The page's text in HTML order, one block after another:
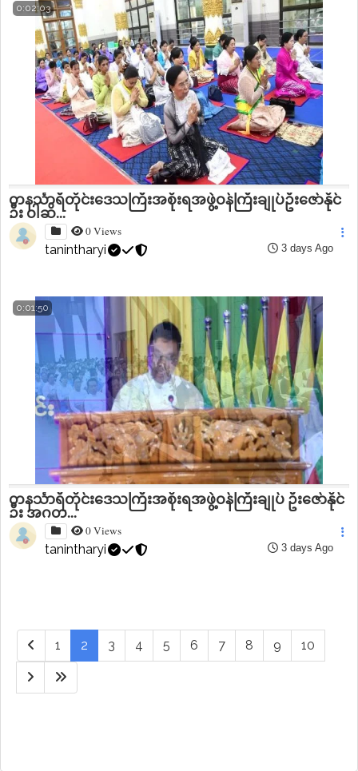
0:02:03
တနင်္သာရီတိုင်းဒေသကြီးအစိုးရအဖွဲ့ဝန်ကြီးချုပ်ဦးဇော်နိုင်
ဦး ဝါဆိ...
0 Views
tanintharyi 3 days Ago
0:01:50
တနင်္သာရီတိုင်းဒေသကြီးအစိုးရအဖွဲ့ဝန်ကြီးချုပ် ဦးဇော်နိုင်
ဦး အဂတ...
0 Views
tanintharyi 3 days Ago
1 2 (current)
3 4 5 6 7 8 9 10